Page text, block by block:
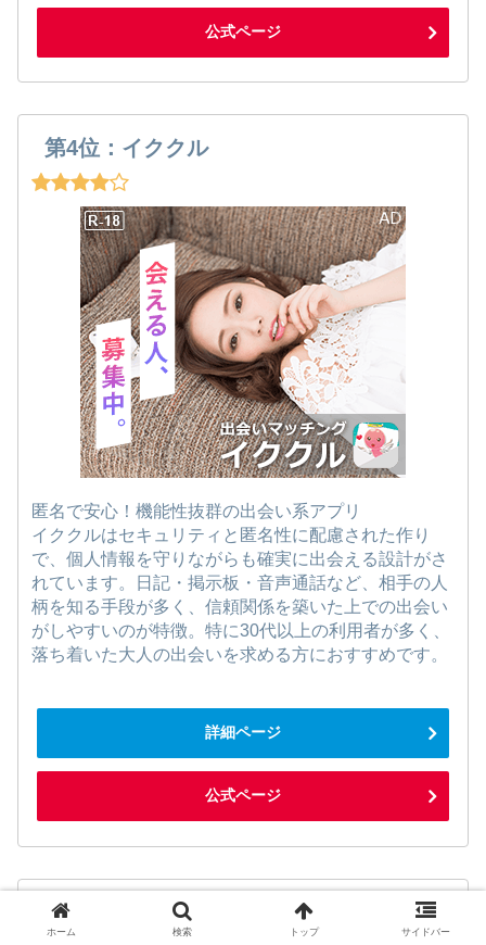
公式ページ
第4位：イククル
匿名で安心！機能性抜群の出会い系アプリ
イククルはセキュリティと匿名性に配慮された作り
で、個人情報を守りながらも確実に出会える設計がさ
れています。日記・掲示板・音声通話など、相手の人
柄を知る手段が多く、信頼関係を築いた上での出会い
がしやすいのが特徴。特に30代以上の利用者が多く、
落ち着いた大人の出会いを求める方におすすめです。
詳細ページ
公式ページ
第5位：華の会メール
ホーム 検索 トップ サイドバー